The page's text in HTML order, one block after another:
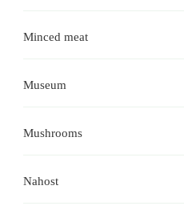
Minced meat
Museum
Mushrooms
Nahost